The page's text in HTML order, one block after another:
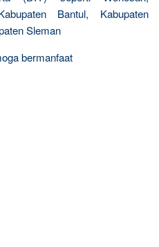
Bantul, Kabupaten
Sleman
bermanfaat